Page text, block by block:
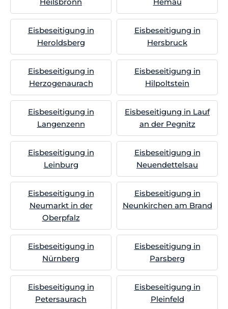
Eisbeseitigung in
Heroldsberg
Eisbeseitigung in
Hersbruck
Eisbeseitigung in
Herzogenaurach
Eisbeseitigung in
Hilpoltstein
Eisbeseitigung in
Langenzenn
Eisbeseitigung in Lauf
an der Pegnitz
Eisbeseitigung in
Leinburg
Eisbeseitigung in
Neuendettelsau
Eisbeseitigung in
Neumarkt in der
Oberpfalz
Eisbeseitigung in
Neunkirchen am Brand
Eisbeseitigung in
Nürnberg
Eisbeseitigung in
Parsberg
Eisbeseitigung in
Petersaurach
Eisbeseitigung in
Pleinfeld